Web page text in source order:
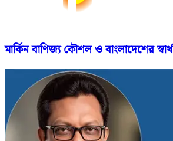
মার্কিন বাণিজ্য কৌশল ও বাংলাদেশের স্বার্থ